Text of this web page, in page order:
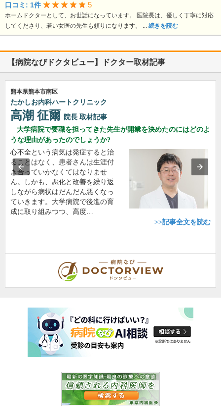
口コミ: 1件 5
ホームドクターとして、お世話になっています。 医院長は、優しく丁寧に対応
してくださり、若い女医の先生も頼りになります。 ... 続きを読む
【病院なびドクタビュー】ドクター取材記事
熊本県熊本市南区
たかしお内科ハートクリニック
高潮 征爾 院長 取材記事
大学病院で要職を担ってきた先生が開業を決めたのにはどのよ
うな理由があったのでしょうか?
心不全という病気は発症すると治
ることはなく、患者さんは生涯付
き合っていかなくてはなりませ
ん。しかも、悪化と改善を繰り返
しながら病状はだんだん悪くなっ
ていきます。大学病院で後進の育
成に取り組みつつ、高度…
>>記事全文を読む